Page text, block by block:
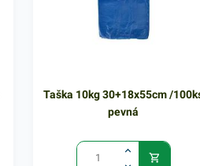
Taška 10kg 30+18x55cm /
pevná